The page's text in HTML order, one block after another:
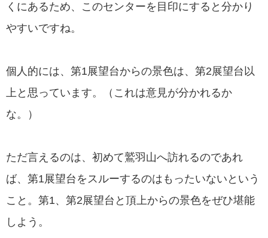
くにあるため、このセンターを目印にすると分かり
やすいですね。
個人的には、第1展望台からの景色は、第2展望台以
上と思っています。（これは意見が分かれるか
な。）
ただ言えるのは、初めて鷲羽山へ訪れるのであれ
ば、第1展望台をスルーするのはもったいないという
こと。第1、第2展望台と頂上からの景色をぜひ堪能
しよう。